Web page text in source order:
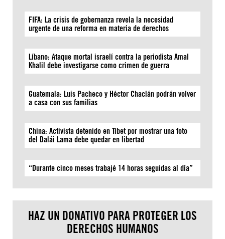
FIFA: La crisis de gobernanza revela la necesidad
urgente de una reforma en materia de derechos
Líbano: Ataque mortal israelí contra la periodista Amal
Khalil debe investigarse como crimen de guerra
Guatemala: Luis Pacheco y Héctor Chaclán podrán volver
a casa con sus familias
China: Activista detenido en Tíbet por mostrar una foto
del Dalái Lama debe quedar en libertad
“Durante cinco meses trabajé 14 horas seguidas al día”
HAZ UN DONATIVO PARA PROTEGER LOS
DERECHOS HUMANOS